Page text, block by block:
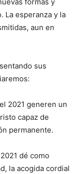
La esperanza y la
aun en
sus
2021 generen un
capaz de
permanente.
dé como
la acogida cordial